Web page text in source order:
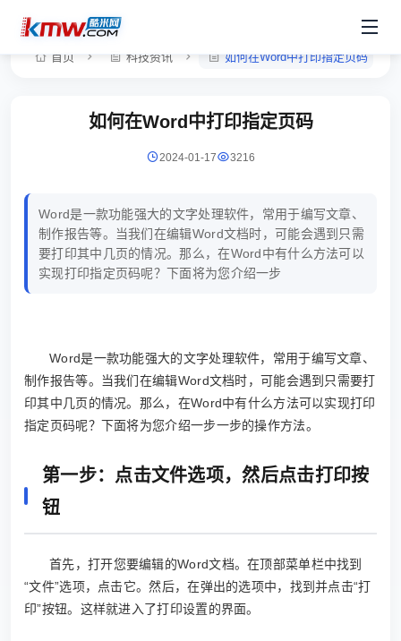
首页 科技资讯 如何在Word中打印指定页码
如何在Word中打印指定页码
2024-01-17 3216
Word是一款功能强大的文字处理软件，常用于编写文章、
制作报告等。当我们在编辑Word文档时，可能会遇到只需
要打印其中几页的情况。那么，在Word中有什么方法可以
实现打印指定页码呢？下面将为您介绍一步
Word是一款功能强大的文字处理软件，常用于编写文章、
制作报告等。当我们在编辑Word文档时，可能会遇到只需要打
印其中几页的情况。那么，在Word中有什么方法可以实现打印
指定页码呢？下面将为您介绍一步一步的操作方法。
第一步：点击文件选项，然后点击打印按
钮
首先，打开您要编辑的Word文档。在顶部菜单栏中找到
“文件”选项，点击它。然后，在弹出的选项中，找到并点击“打
印”按钮。这样就进入了打印设置的界面。